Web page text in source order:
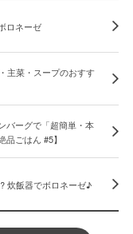
ロネーゼ
主菜・スープのおすす
バーグで「超簡単・本
ごはん #5】
炊飯器でボロネーゼ♪